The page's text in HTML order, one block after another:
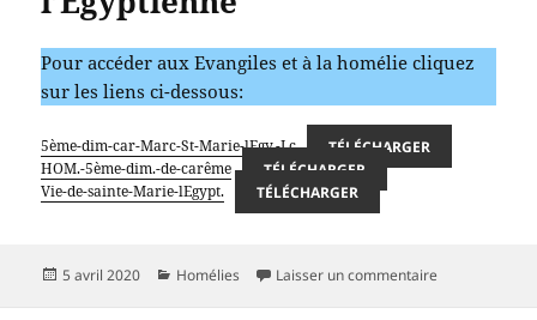
Pour accéder aux Evangiles et à la homélie cliquez
sur les liens ci-dessous:
5ème-dim-car-Marc-St-Marie-lEgy.-Lc
TÉLÉCHARGER
HOM.-5ème-dim.-de-carême
TÉLÉCHARGER
Vie-de-sainte-Marie-lEgypt.
TÉLÉCHARGER
Publié
5 avril 2020 Catégories
Homélies Laisser un commentairesur 5ème